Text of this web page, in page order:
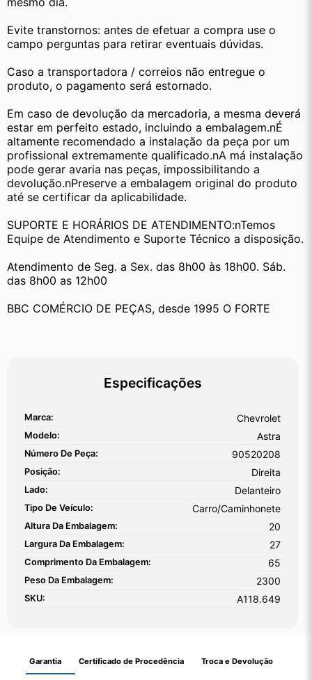
Evite transtornos: antes de efetuar a compra use o
campo perguntas para retirar eventuais dúvidas.
Caso a transportadora / correios não entregue o
produto, o pagamento será estornado.
Em caso de devolução da mercadoria, a mesma deverá
estar em perfeito estado, incluindo a embalagem.nÉ
altamente recomendado a instalação da peça por um
profissional extremamente qualificado.nA má instalação
pode gerar avaria nas peças, impossibilitando a
devolução.nPreserve a embalagem original do produto
até se certificar da aplicabilidade.
SUPORTE E HORÁRIOS DE ATENDIMENTO:nTemos
Equipe de Atendimento e Suporte Técnico a disposição.
Atendimento de Seg. a Sex. das 8h00 às 18h00. Sáb.
das 8h00 as 12h00
BBC COMÉRCIO DE PEÇAS, desde 1995 O FORTE
Especificações
Marca: Chevrolet
Modelo: Astra
Número De Peça: 90520208
Posição: Direita
Lado: Delanteiro
Tipo De Veículo: Carro/Caminhonete
Altura Da Embalagem: 20
Largura Da Embalagem: 27
Comprimento Da Embalagem: 65
Peso Da Embalagem: 2300
SKU: A118.649
Garantia Certificado de Procedência Troca e Devolução